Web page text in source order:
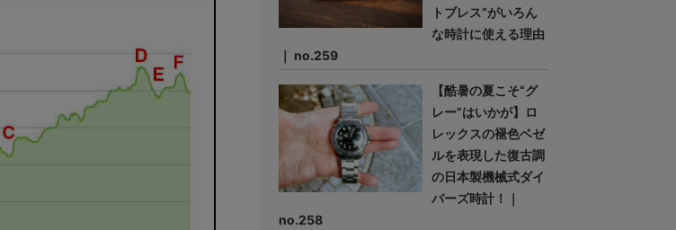
トブレス”がいろん
な時計に使える理由
｜ no.259
【酷暑の夏こそ“グ
レー”はいかが】ロ
レックスの褪色ベゼ
ルを表現した復古調
の日本製機械式ダイ
バーズ時計！｜
no.258